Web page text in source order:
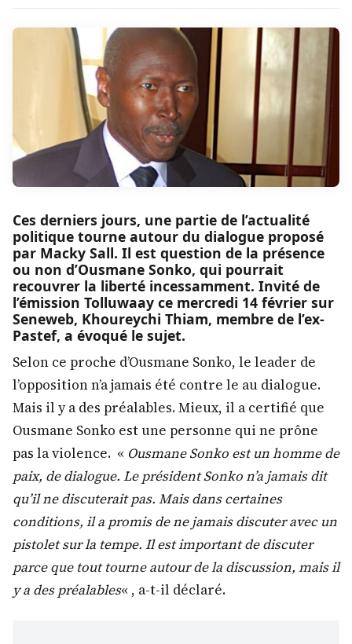
Ces derniers jours, une partie de l’actualité
politique tourne autour du dialogue proposé
par Macky Sall. Il est question de la présence
ou non d’Ousmane Sonko, qui pourrait
recouvrer la liberté incessamment. Invité de
l’émission Tolluwaay ce mercredi 14 février sur
Seneweb, Khoureychi Thiam, membre de l’ex-
Pastef, a évoqué le sujet.
Selon ce proche d’Ousmane Sonko, le leader de
l’opposition n’a jamais été contre le au dialogue.
Mais il y a des préalables. Mieux, il a certifié que
Ousmane Sonko est une personne qui ne prône
pas la violence. « Ousmane Sonko est un homme de
paix, de dialogue. Le président Sonko n’a jamais dit
qu’il ne discuterait pas. Mais dans certaines
conditions, il a promis de ne jamais discuter avec un
pistolet sur la tempe. Il est important de discuter
parce que tout tourne autour de la discussion, mais il
y a des préalables« , a-t-il déclaré.